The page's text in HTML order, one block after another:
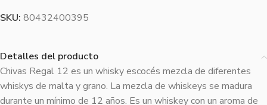
SKU: 80432400395
Detalles del producto
Chivas Regal 12 es un whisky escocés mezcla de diferentes
whiskys de malta y grano. La mezcla de whiskeys se madura
durante un mínimo de 12 años. Es un whiskey con un aroma de